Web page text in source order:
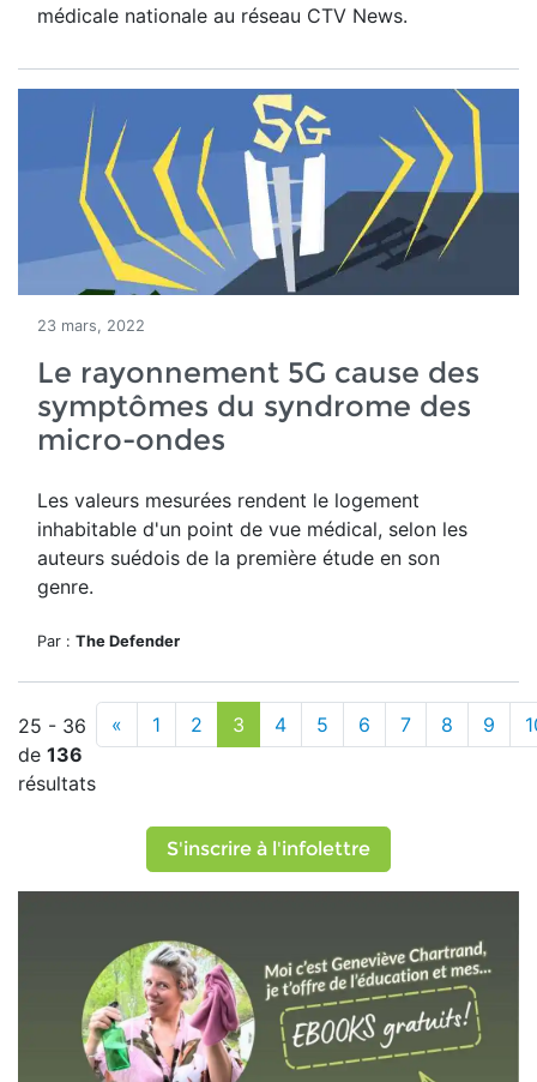
médicale nationale au réseau CTV News.
23 mars, 2022
Le rayonnement 5G cause des
symptômes du syndrome des
micro-ondes
Les valeurs mesurées rendent le logement
inhabitable d'un point de vue médical, selon les
auteurs suédois de la première étude en son
genre.
Par : The Defender
25 - 36
de 136
résultats
« 1 2 3 4 5 6 7 8 9
S'inscrire à l'infolettre